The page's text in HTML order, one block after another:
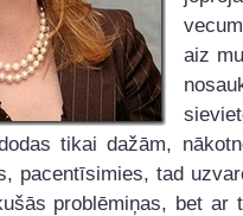
aiz
tikai dažām,
pacentīsimies, tad
problēmiņas, bet